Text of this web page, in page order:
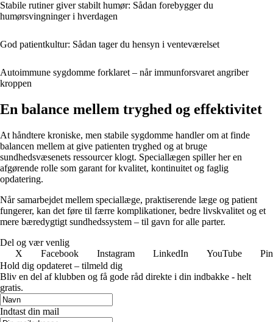
Stabile rutiner giver stabilt humør: Sådan forebygger du
humørsvingninger i hverdagen
God patientkultur: Sådan tager du hensyn i venteværelset
Autoimmune sygdomme forklaret – når immunforsvaret angriber
kroppen
En balance mellem tryghed og effektivitet
At håndtere kroniske, men stabile sygdomme handler om at finde
balancen mellem at give patienten tryghed og at bruge
sundhedsvæsenets ressourcer klogt. Speciallægen spiller her en
afgørende rolle som garant for kvalitet, kontinuitet og faglig
opdatering.
Når samarbejdet mellem speciallæge, praktiserende læge og patient
fungerer, kan det føre til færre komplikationer, bedre livskvalitet og et
mere bæredygtigt sundhedssystem – til gavn for alle parter.
Del og vær venlig
X
Facebook Instagram LinkedIn YouTube
Hold dig opdateret – tilmeld dig
Bliv en del af klubben og få gode råd direkte i din indbakke - helt
gratis.
Indtast din mail